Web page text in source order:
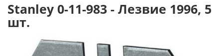
Stanley 0-11-983 - Лезвие 1996, 5
шт.